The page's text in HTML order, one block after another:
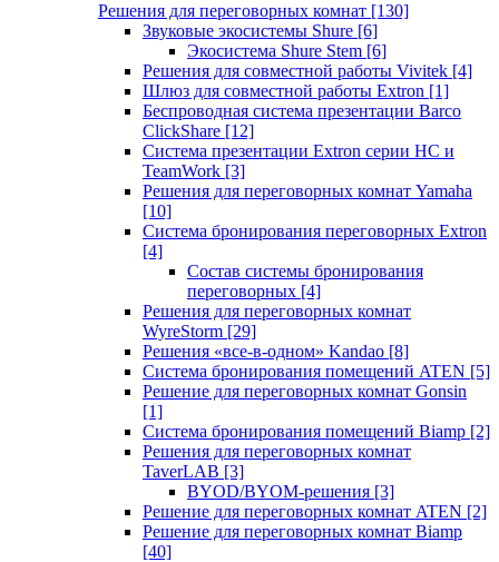
Решения для переговорных комнат [130]
Звуковые экосистемы Shure [6]
Экосистема Shure Stem [6]
Решения для совместной работы Vivitek [4]
Шлюз для совместной работы Extron [1]
Беспроводная система презентации Barco
ClickShare [12]
Система презентации Extron серии HC и
TeamWork [3]
Решения для переговорных комнат Yamaha
[10]
Система бронирования переговорных Extron
[4]
Состав системы бронирования
переговорных [4]
Решения для переговорных комнат
WyreStorm [29]
Решения «все-в-одном» Kandao [8]
Система бронирования помещений ATEN [5]
Решение для переговорных комнат Gonsin
[1]
Система бронирования помещений Biamp [2]
Решения для переговорных комнат
TaverLAB [3]
BYOD/BYOM-решения [3]
Решение для переговорных комнат ATEN [2]
Решение для переговорных комнат Biamp
[40]